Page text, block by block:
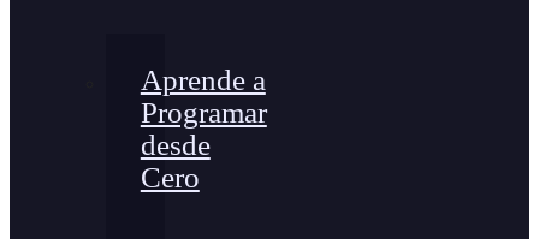
Aprende a
Programar
desde
Cero